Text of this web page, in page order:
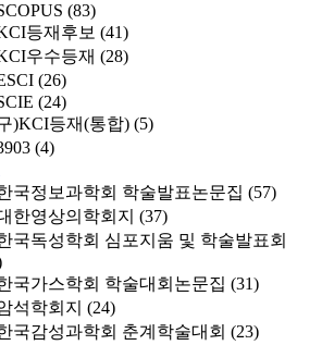
(83)
등재후보 (41)
우수등재 (28)
(26)
(24)
)KCI등재(통합) (5)
(4)
국정보과학회 학술발표논문집 (57)
한영상의학회지 (37)
국독성학회 심포지움 및 학술발표회
국가스학회 학술대회논문집 (31)
석학회지 (24)
국감성과학회 춘계학술대회 (23)